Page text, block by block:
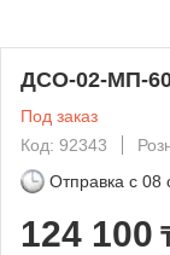
ДСО-02-МП-
Под заказ
Код: 92343
Отправка с 08
124 100